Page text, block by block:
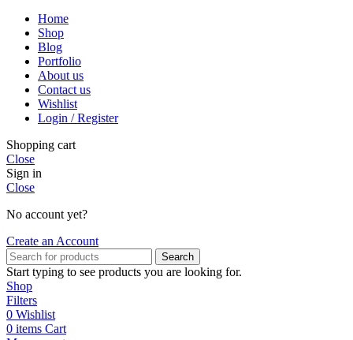
Home
Shop
Blog
Portfolio
About us
Contact us
Wishlist
Login / Register
Shopping cart
Close
Sign in
Close
No account yet?
Create an Account
Search
Start typing to see products you are looking for.
Shop
Filters
0 Wishlist
0 items Cart